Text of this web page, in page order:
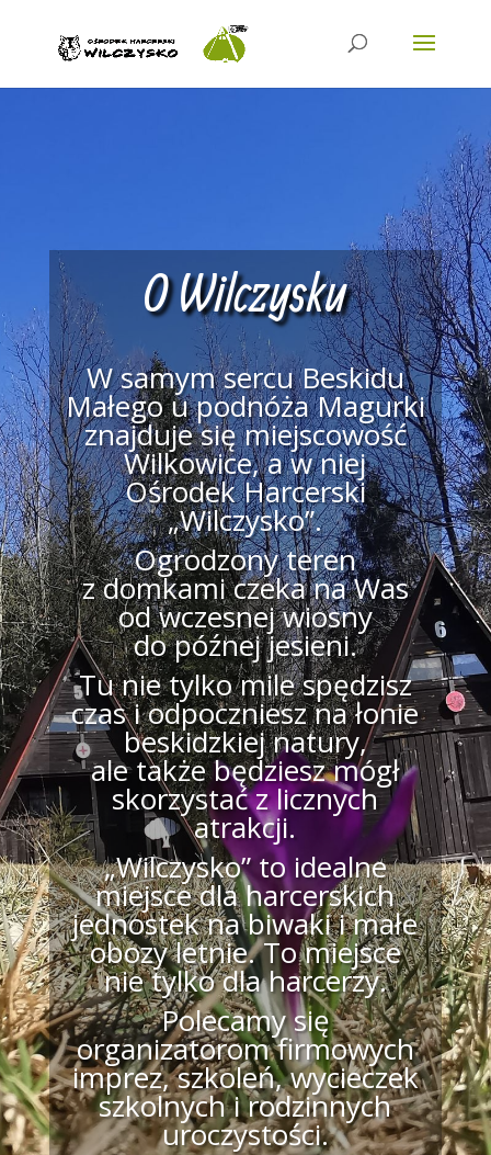
O Wilczysku
W samym sercu Beskidu
Małego u podnóża Magurki
znajduje się miejscowość
Wilkowice, a w niej
Ośrodek Harcerski
„Wilczysko”.
Ogrodzony teren
z domkami czeka na Was
od wczesnej wiosny
do późnej jesieni.
Tu nie tylko mile spędzisz
czas i odpoczniesz na łonie
beskidzkiej natury,
ale także będziesz mógł
skorzystać z licznych
atrakcji.
„Wilczysko” to idealne
miejsce dla harcerskich
jednostek na biwaki i małe
obozy letnie. To miejsce
nie tylko dla harcerzy.
Polecamy się
organizatorom firmowych
imprez, szkoleń, wycieczek
szkolnych i rodzinnych
uroczystości.